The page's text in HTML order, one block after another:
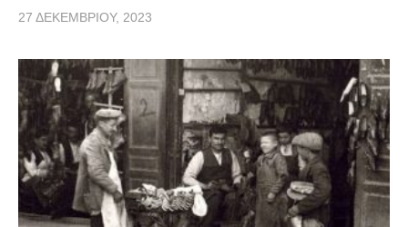
27 ΔΕΚΕΜΒΡΊΟΥ, 2023